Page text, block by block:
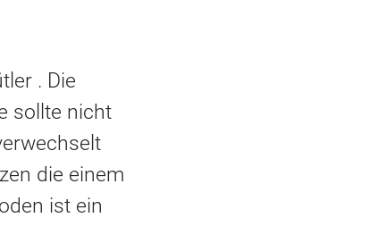
. Die
sollte nicht
die einem
ist ein